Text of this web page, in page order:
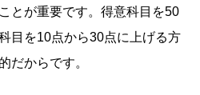
とが重要です。得意科目を50
目を10点から30点に上げる方
だからです。